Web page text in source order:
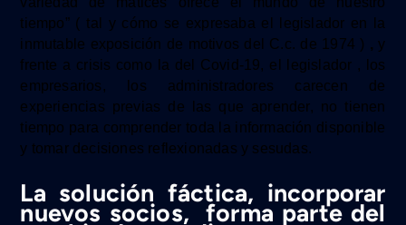
tiempo” ( tal y cómo se expresaba el legislador en la
inmutable exposición de motivos del C.c. de 1974 ) ,y
frente a crisis como la del Covid-19, el legislador ,
los
empresarios, los administradores carecen de
experiencias previas de las que aprender, no tienen
tiempo para comprendertoda la información disponible
y tomar decisiones reflexionadas y sesudas.
La solución fáctica, incorporar
nuevos socios, forma parte del